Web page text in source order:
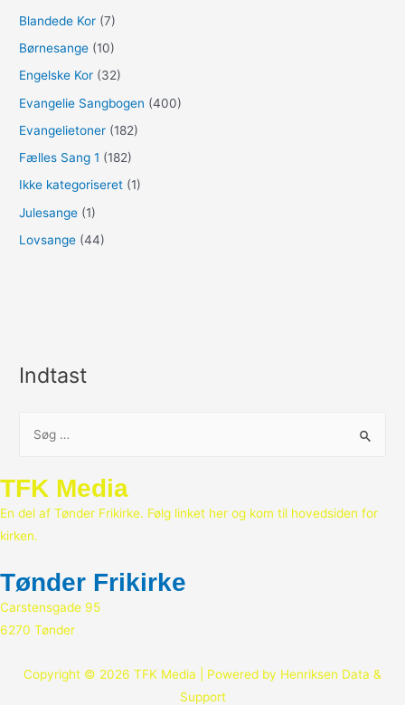
Blandede Kor (7)
Børnesange (10)
Engelske Kor (32)
Evangelie Sangbogen (400)
Evangelietoner (182)
Fælles Sang 1 (182)
Ikke kategoriseret (1)
Julesange (1)
Lovsange (44)
Indtast
e
f
t
r
TFK Media
En del af Tønder Frikirke. Følg linket her og kom til hovedsiden for
kirken.
Tønder Frikirke
Carstensgade 95
6270 Tønder
Copyright © 2026 TFK Media | Powered by Henriksen Data &
Support